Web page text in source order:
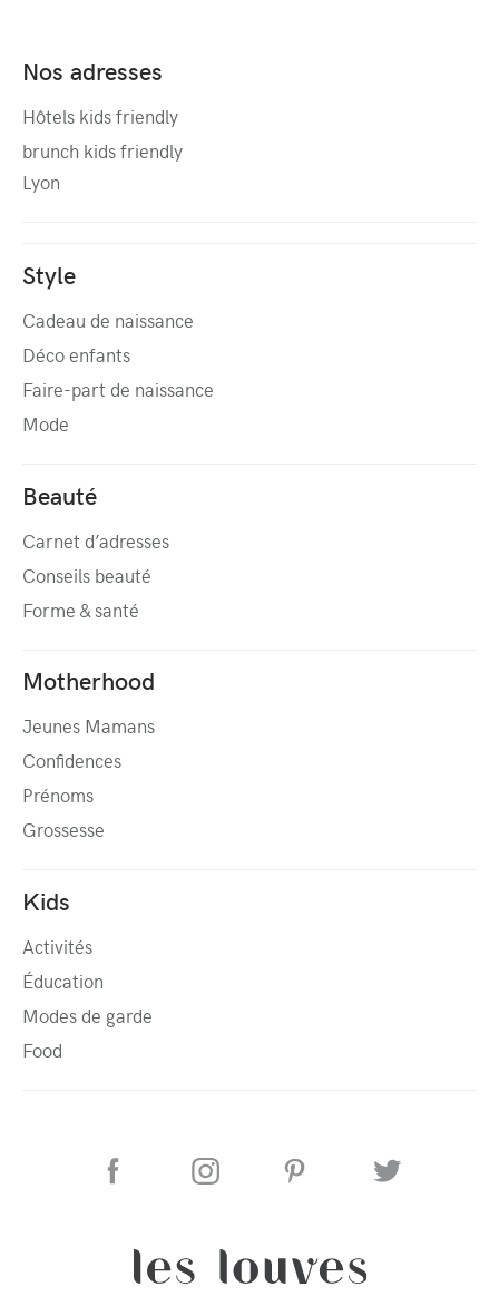
Nos adresses
Hôtels kids friendly
brunch kids friendly
Lyon
Style
Cadeau de naissance
Déco enfants
Faire-part de naissance
Mode
Beauté
Carnet d’adresses
Conseils beauté
Forme & santé
Motherhood
Jeunes Mamans
Confidences
Prénoms
Grossesse
Kids
Activités
Éducation
Modes de garde
Food